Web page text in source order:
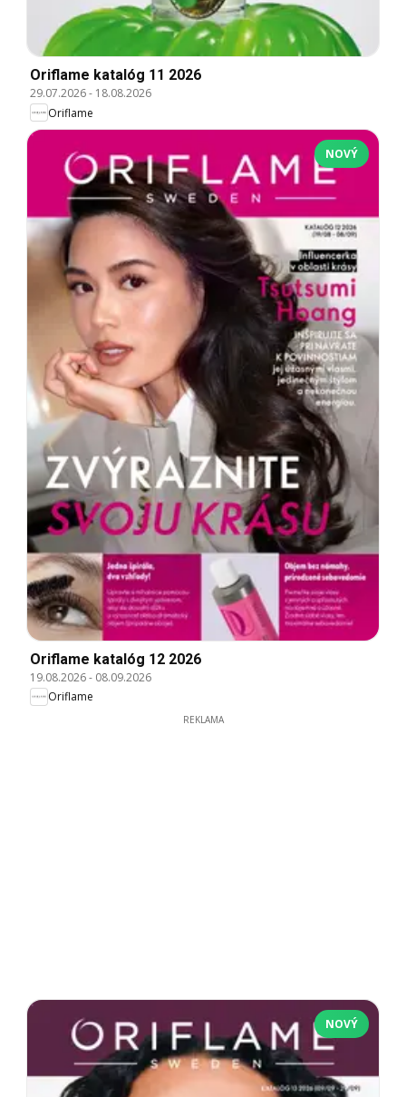
Oriflame katalóg 11 2026
29.07.2026- 18.08.2026
Oriflame
NOVÝ
Oriflame katalóg 12 2026
19.08.2026- 08.09.2026
Oriflame
REKLAMA
NOVÝ